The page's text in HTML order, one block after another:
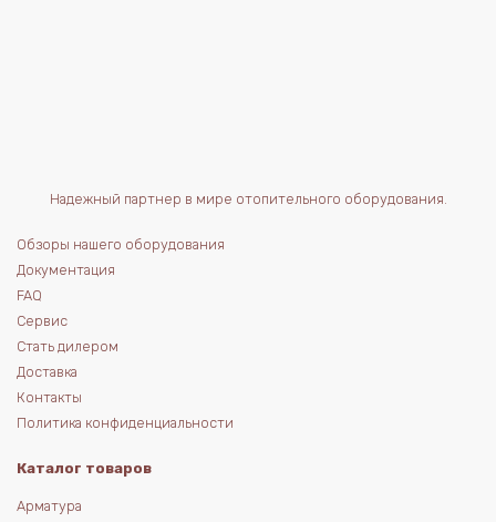
Надежный партнер в мире отопительного оборудования.
Обзоры нашего оборудования
Документация
FAQ
Сервис
Стать дилером
Доставка
Контакты
Политика конфиденциальности
Каталог товаров
Арматура